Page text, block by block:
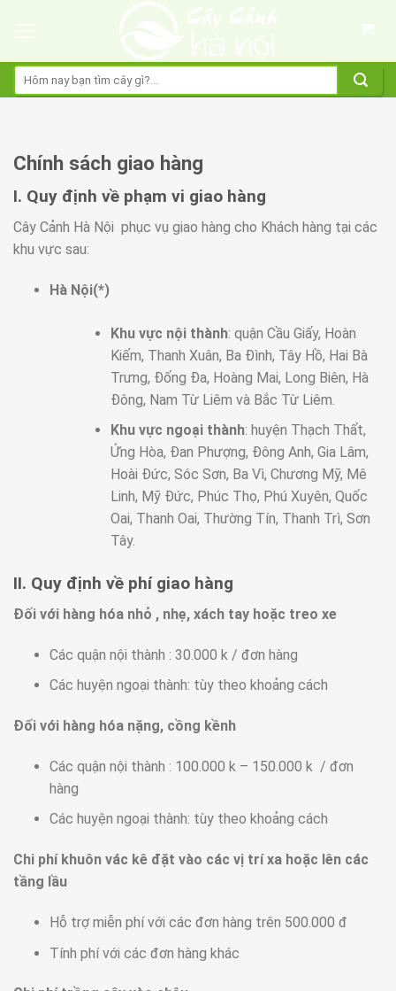
Tìm
kiếm:
Chính sách giao hàng
I. Quy định về phạm vi giao hàng
Cây Cảnh Hà Nội phục vụ giao hàng cho Khách hàng tại các
khu vực sau:
Hà Nội(*)
Khu vực nội thành: quận Cầu Giấy, Hoàn
Kiếm, Thanh Xuân, Ba Đình, Tây Hồ, Hai Bà
Trưng, Đống Đa, Hoàng Mai, Long Biên, Hà
Đông, Nam Từ Liêm và Bắc Từ Liêm.
Khu vực ngoại thành: huyện Thạch Thất,
Ứng Hòa, Đan Phượng, Đông Anh, Gia Lâm,
Hoài Đức, Sóc Sơn, Ba Vì, Chương Mỹ, Mê
Linh, Mỹ Đức, Phúc Thọ, Phú Xuyên, Quốc
Oai, Thanh Oai, Thường Tín, Thanh Trì, Sơn
Tây.
II. Quy định về phí giao hàng
Đối với hàng hóa nhỏ , nhẹ, xách tay hoặc treo xe
Các quận nội thành : 30.000 k / đơn hàng
Các huyện ngoại thành: tùy theo khoảng cách
Đối với hàng hóa nặng, cồng kềnh
Các quận nội thành : 100.000 k – 150.000 k / đơn
hàng
Các huyện ngoại thành: tùy theo khoảng cách
Chi phí khuôn vác kê đặt vào các vị trí xa hoặc lên các
tầng lầu
Hỗ trợ miễn phí với các đơn hàng trên 500.000 đ
Tính phí với các đơn hàng khác